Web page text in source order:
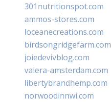
301nutritionspot.com
ammos-stores.com
loceanecreations.com
birdsongridgefarm.com
joiedevivblog.com
valera-amsterdam.com
libertybrandhemp.com
norwoodinnwi.com